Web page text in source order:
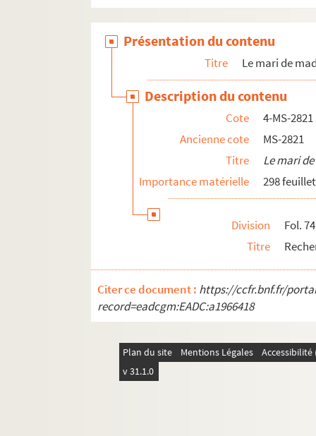
Présentation du contenu
Titre Le mari de
Description du contenu
Cote
4-MS-2821
Ancienne cote
MS-2821
Titre
Le mari
Importance matérielle
298
Division
Fol. 74
Titre
Citer ce document : https://ccfr.bnf.fr/
record=eadcgm:EADC:a1966418
Plan du site Mentions Légales
v 31.1.0